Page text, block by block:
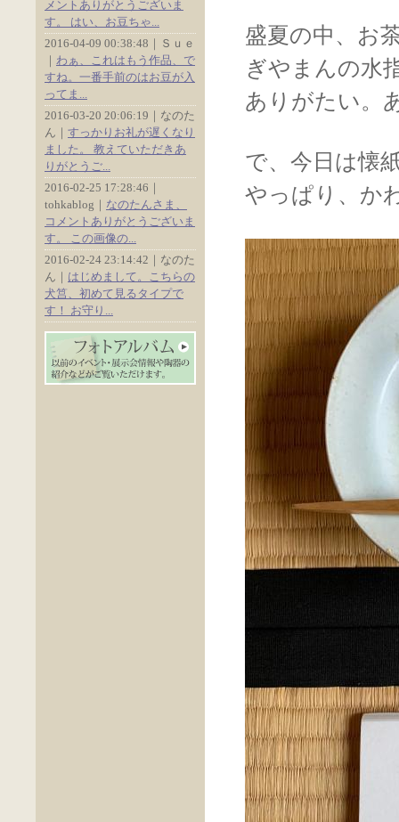
盛夏の中、お
ぎやまんの水
ありがたい。
で、今日は懐
やっぱり、か
メントありがとうございま
す。 はい、お豆ちゃ...
2016-04-09 00:38:48｜Ｓｕｅ
わぁ、これはもう作品、で
すね。一番手前のはお豆が入
ってま...
2016-03-20 20:06:19｜なのた
ん｜ すっかりお礼が遅くなり
ました。 教えていただきあ
りがとうご...
2016-02-25 17:28:46｜
tohkablog｜ なのたんさま、
コメントありがとうございま
す。 この画像の...
2016-02-24 23:14:42｜なのた
ん｜ はじめまして。こちらの
犬筥、初めて見るタイプで
す！ お守り...